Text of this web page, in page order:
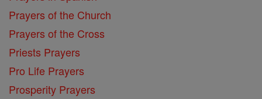
Prayers of the Church
Prayers of the Cross
Priests Prayers
Pro Life Prayers
Prosperity Prayers